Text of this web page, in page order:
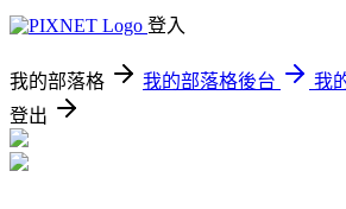
登入
我的部落格 我的部落格後台
我
登出